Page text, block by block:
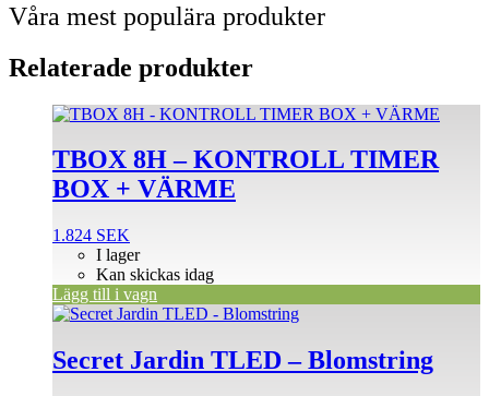
Våra mest populära produkter
Relaterade produkter
TBOX 8H – KONTROLL TIMER
BOX + VÄRME
1.824 SEK
I lager
Kan skickas idag
Lägg till i vagn
Secret Jardin TLED – Blomstring
Den
produkten
har